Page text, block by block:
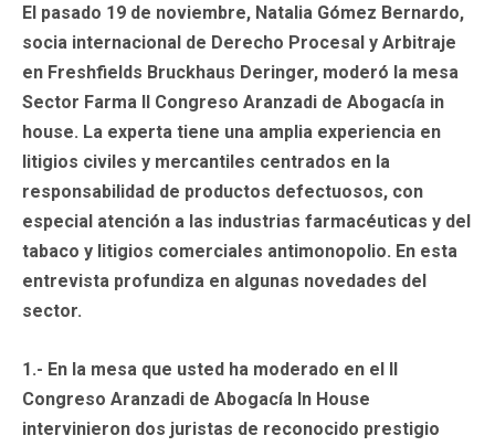
El pasado 19 de noviembre, Natalia Gómez Bernardo,
socia internacional de Derecho Procesal y Arbitraje
en Freshfields Bruckhaus Deringer, moderó la mesa
Sector Farma II Congreso Aranzadi de Abogacía in
house. La experta tiene una amplia experiencia en
litigios civiles y mercantiles centrados en la
responsabilidad de productos defectuosos, con
especial atención a las industrias farmacéuticas y del
tabaco y litigios comerciales antimonopolio. En esta
entrevista profundiza en algunas novedades del
sector.
1.- En la mesa que usted ha moderado en el II
Congreso Aranzadi de Abogacía In House
intervinieron dos juristas de reconocido prestigio